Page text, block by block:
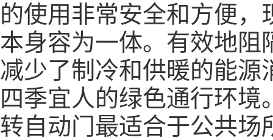
的使用非常安全和方便
本身容为一体。有效地阻
减少了制冷和供暖的能
四季宜人的绿色通行
转自动门最适合于公共